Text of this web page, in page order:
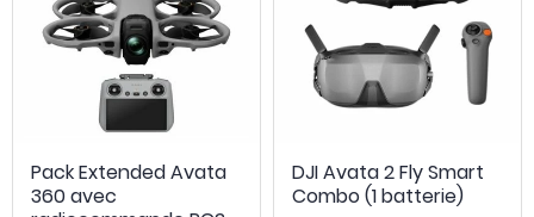
Pack Extended Avata
360 avec
DJI Avata 2 Fly Smart
Combo (1 batterie)